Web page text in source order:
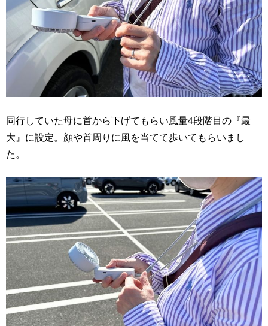
同行していた母に首から下げてもらい風量4段階目の『最
大』に設定。顔や首周りに風を当てて歩いてもらいまし
た。